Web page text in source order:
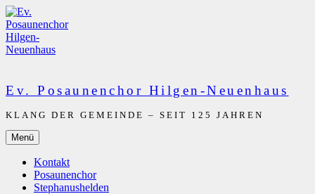
Zum
Inhalt
springen
Ev. Posaunenchor Hilgen-Neuenhaus
KLANG DER GEMEINDE – SEIT 125 JAHREN
Menü
Kontakt
Posaunenchor
Stephanushelden